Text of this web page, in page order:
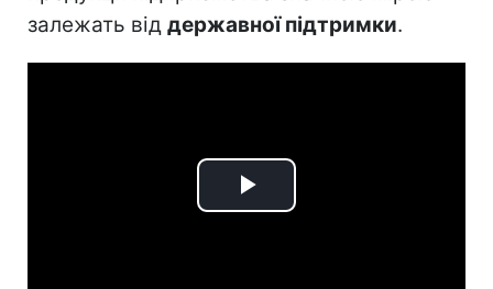
залежать від державної підтримки.
Play